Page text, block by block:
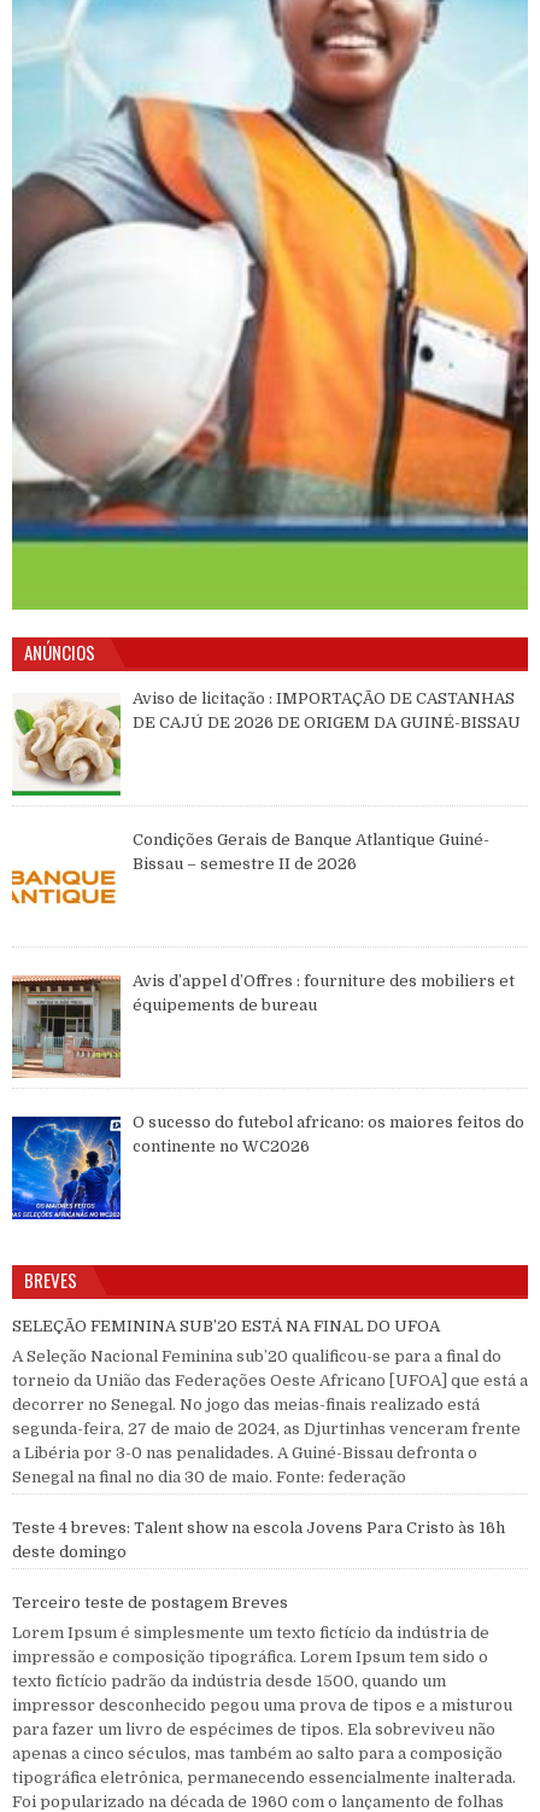
ANÚNCIOS
Aviso de licitação : IMPORTAÇÃO DE CASTANHAS
DE CAJÚ DE 2026 DE ORIGEM DA GUINÉ-BISSAU
Condições Gerais de Banque Atlantique Guiné-
Bissau – semestre II de 2026
Avis d’appel d’Offres : fourniture des mobiliers et
équipements de bureau
O sucesso do futebol africano: os maiores feitos do
continente no WC2026
BREVES
SELEÇÃO FEMININA SUB’20 ESTÁ NA FINAL DO UFOA
A Seleção Nacional Feminina sub’20 qualificou-se para a final do
torneio da União das Federações Oeste Africano [UFOA] que está a
decorrer no Senegal. No jogo das meias-finais realizado está
segunda-feira, 27 de maio de 2024, as Djurtinhas venceram frente
a Libéria por 3-0 nas penalidades. A Guiné-Bissau defronta o
Senegal na final no dia 30 de maio. Fonte: federação
Teste 4 breves: Talent show na escola Jovens Para Cristo às 16h
deste domingo
Terceiro teste de postagem Breves
Lorem Ipsum é simplesmente um texto fictício da indústria de
impressão e composição tipográfica. Lorem Ipsum tem sido o
texto fictício padrão da indústria desde 1500, quando um
impressor desconhecido pegou uma prova de tipos e a misturou
para fazer um livro de espécimes de tipos. Ela sobreviveu não
apenas a cinco séculos, mas também ao salto para a composição
tipográfica eletrônica, permanecendo essencialmente inalterada.
Foi popularizado na década de 1960 com o lançamento de folhas